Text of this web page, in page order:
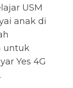
USM
anak di
untuk
Yes 4G